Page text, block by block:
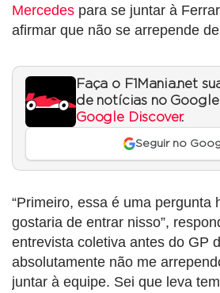
Mercedes para se juntar à
afirmar que não se arrepende
Faça o F1Mania.net
de notícias no
Google Discover.
Seguir no
“Primeiro, essa é uma pergunta
gostaria de entrar nisso”,
entrevista coletiva antes do GP
absolutamente não me
juntar à equipe. Sei que leva